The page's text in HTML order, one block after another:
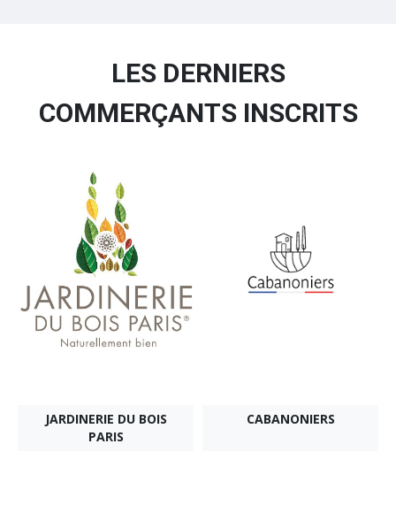
LES DERNIERS
COMMERÇANTS INSCRITS
JARDINERIE DU BOIS
PARIS
CABANONIERS